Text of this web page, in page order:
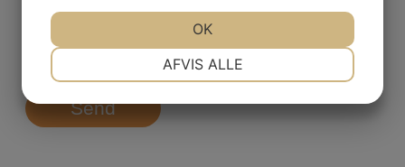
Send
MARKETING
AFVIS ALLE
OK